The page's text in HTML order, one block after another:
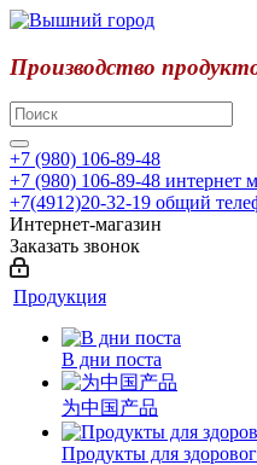
Производство
+7 (980) 106-89-48
+7 (980) 106-89-48 интернет
+7(4912)20-32-19 общий
Интернет-магазин
Заказать звонок
Продукция
В дни поста
为中国产品
Продукты для